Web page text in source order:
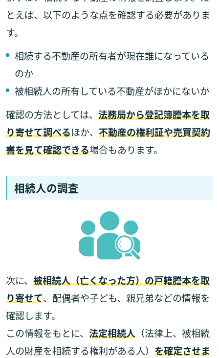
とえば、以下のような点を確認する必要がありま
す。
相続する不動産の所有者が現在誰になっている
のか
被相続人の所有している不動産がほかにないか
確認の方法としては、 法務局から登記簿謄本を取
り寄せて調べるほか、 不動産の権利証や売買契約
書を見て確認できる場合もあります。
相続人の調査
次に、 被相続人（亡くなった方）の戸籍謄本を取
り寄せて、配偶者や子ども、親兄弟などの情報を
確認します。
この情報をもとに、 法定相続人（法律上、被相続
人の財産を相続する権利がある人） を確定させま